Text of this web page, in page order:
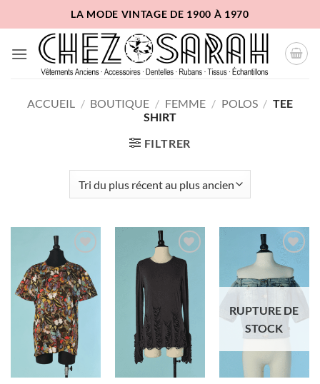
au
contenu
LA MODE VINTAGE DE 1900 À 1970
ACCUEIL / BOUTIQUE / FEMME / POLOS / TEE
SHIRT
FILTRER
Ajouter
à la liste
d'envies
Ajouter
à la liste
d'envies
Ajouter
à la liste
d'envies
RUPTURE DE
STOCK